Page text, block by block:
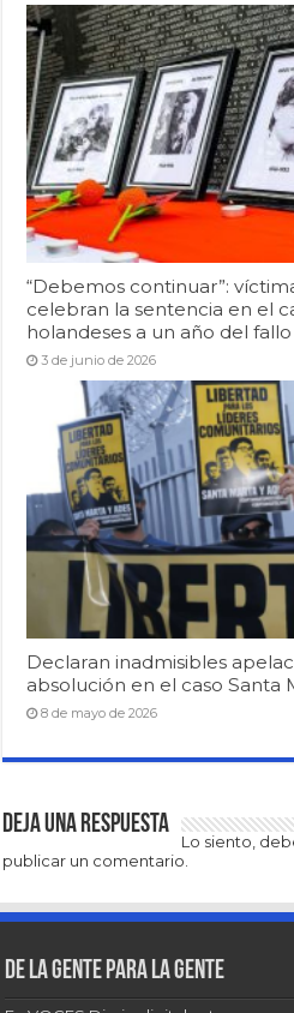
“Debemos continuar”:
celebran la sentencia en el
holandeses a un año del fallo
3 de junio de 2026
Declaran inadmisibles
absolución en el caso Santa
8 de mayo de 2026
Deja una respuesta
Lo siento,
publicar un comentario.
De la gente para la gente